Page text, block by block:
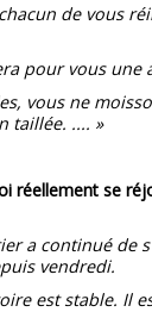
de vous
pour vous une
vous ne
taillée. .... »
réellement se
a continué
vendredi.
est stable. Il